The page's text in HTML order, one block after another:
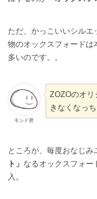
ただ、かっこいいシル
物のオックスフォードは
多いのです。。
モンド君
ZOZOのオリ
きなくなっ
ところが、毎度おなじみ
ト」 なるオックスフォー
入。